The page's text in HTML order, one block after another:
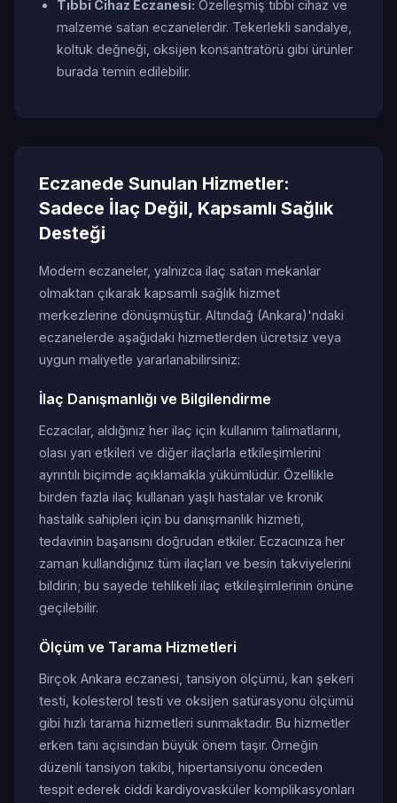
Tıbbi Cihaz Eczanesi: Özelleşmiş tıbbi cihaz ve
malzeme satan eczanelerdir. Tekerlekli sandalye,
koltuk değneği, oksijen konsantratörü gibi ürünler
burada temin edilebilir.
Eczanede Sunulan Hizmetler:
Sadece İlaç Değil, Kapsamlı Sağlık
Desteği
Modern eczaneler, yalnızca ilaç satan mekanlar
olmaktan çıkarak kapsamlı sağlık hizmet
merkezlerine dönüşmüştür. Altındağ (Ankara)'ndaki
eczanelerde aşağıdaki hizmetlerden ücretsiz veya
uygun maliyetle yararlanabilirsiniz:
İlaç Danışmanlığı ve Bilgilendirme
Eczacılar, aldığınız her ilaç için kullanım talimatlarını,
olası yan etkileri ve diğer ilaçlarla etkileşimlerini
ayrıntılı biçimde açıklamakla yükümlüdür. Özellikle
birden fazla ilaç kullanan yaşlı hastalar ve kronik
hastalık sahipleri için bu danışmanlık hizmeti,
tedavinin başarısını doğrudan etkiler. Eczacınıza her
zaman kullandığınız tüm ilaçları ve besin takviyelerini
bildirin; bu sayede tehlikeli ilaç etkileşimlerinin önüne
geçilebilir.
Ölçüm ve Tarama Hizmetleri
Birçok Ankara eczanesi, tansiyon ölçümü, kan şekeri
testi, kolesterol testi ve oksijen satürasyonu ölçümü
gibi hızlı tarama hizmetleri sunmaktadır. Bu hizmetler
erken tanı açısından büyük önem taşır. Örneğin
düzenli tansiyon takibi, hipertansiyonu önceden
tespit ederek ciddi kardiyovasküler komplikasyonları